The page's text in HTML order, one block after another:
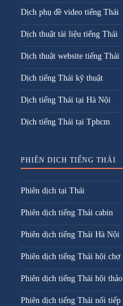
Dịch phụ đề video tiếng Thái
Dịch thuật tài liệu tiếng Thái
Dịch thuật website tiếng Thái
Dịch tiếng Thái kỹ thuật
Dịch tiếng Thái tại Hà Nội
Dịch tiếng Thái tại Tphcm
PHIÊN DỊCH TIẾNG THÁI
Phiên dịch tại Thái
Phiên dịch tiếng Thái cabin
Phiên dịch tiếng Thái Hà Nội
Phiên dịch tiếng Thái hội chợ
Phiên dịch tiếng Thái hội thảo
Phiên dịch tiếng Thái nối tiếp